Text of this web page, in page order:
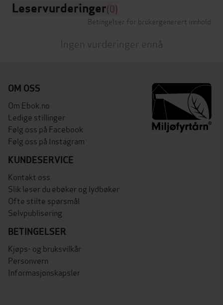
Leservurderinger(0)
Betingelser for brukergenerert innhold
Ingen vurderinger ennå
OM OSS
Om Ebok.no
Ledige stillinger
Følg oss på Facebook
Følg oss på Instagram
KUNDESERVICE
Kontakt oss
Slik leser du ebøker og lydbøker
Ofte stilte spørsmål
Selvpublisering
BETINGELSER
Kjøps- og bruksvilkår
Personvern
Informasjonskapsler